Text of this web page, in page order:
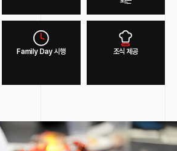
는 저만의 강력한 문제 해결 방안이 되었습니다.
, 아티언스는 한 분야에 국한된 것이 아닌 SEO 전 영역에
Family Day 시행 조식 제공